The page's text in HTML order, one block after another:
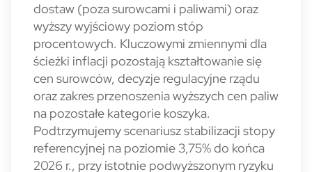
dostaw (poza surowcami i paliwami) oraz
wyższy wyjściowy poziom stóp
procentowych. Kluczowymi zmiennymi dla
ścieżki inflacji pozostają kształtowanie się
cen surowców, decyzje regulacyjne rządu
oraz zakres przenoszenia wyższych cen paliw
na pozostałe kategorie koszyka.
Podtrzymujemy scenariusz stabilizacji stopy
referencyjnej na poziomie 3,75% do końca
2026 r., przy istotnie podwyższonym ryzyku